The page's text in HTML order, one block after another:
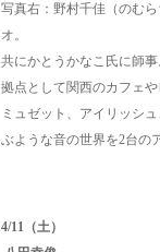
写真右：野村千佳（のむ
オ。
共にかとうかなこ氏に師事
拠点として関西のカフェ
ミュゼット、アイリッシ
ぶような音の世界を2台の
4/11 （土）